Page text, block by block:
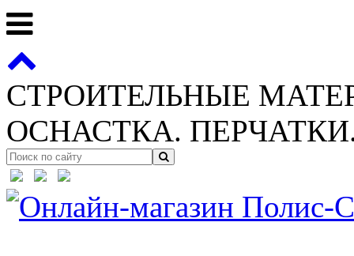
СТРОИТЕЛЬНЫЕ
ОСНАСТКА.